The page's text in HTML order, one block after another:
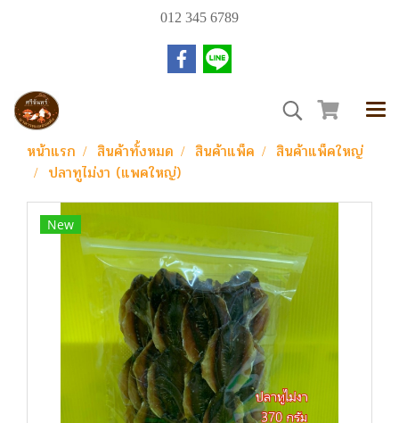
012 345 6789
หน้าแรก สินค้าทั้งหมด สินค้าแพ็ค
สินค้าแพ็คใหญ่
ปลาทูไม่งา (แพคใหญ่)
New